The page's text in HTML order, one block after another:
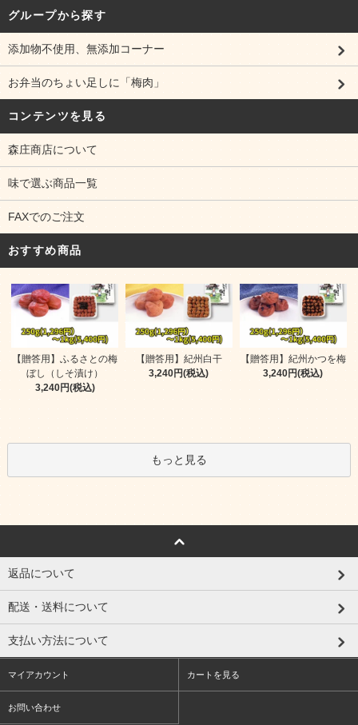
グループから探す
添加物不使用、無添加コーナー
お弁当のちょい足しに「梅肉」
コンテンツを見る
森庄商店について
味で選ぶ商品一覧
FAXでのご注文
おすすめ商品
【贈答用】ふるさとの梅
ぼし（しそ漬け）
3,240円(税込)
【贈答用】紀州白干
3,240円(税込)
【贈答用】紀州かつを梅
3,240円(税込)
もっと見る
返品について
配送・送料について
支払い方法について
マイアカウント カートを見る
お問い合わせ